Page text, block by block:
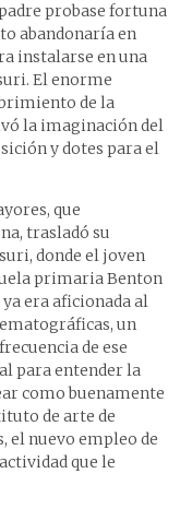
probase fortuna
abandonaría en
instalarse en una
El enorme
de la
la imaginación del
y dotes para el
que
trasladó su
donde el joven
primaria Benton
era aficionada al
un
de ese
para entender la
como buenamente
de arte de
el nuevo empleo de
que le